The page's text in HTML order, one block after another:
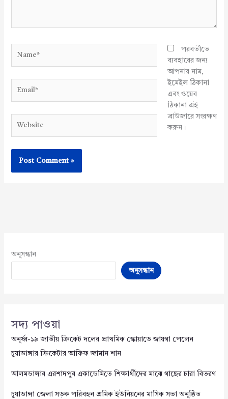
পরবর্তীতে
ব্যবহারের জন্য
আপনার নাম,
ইমেইল ঠিকানা
এবং ওয়েব
ঠিকানা এই
ব্রাউজারে সংরক্ষণ
করুন।
অনুসন্ধান
অনুসন্ধান
সদ্য পাওয়া
অনূর্ধ্ব-১৯ জাতীয় ক্রিকেট দলের প্রাথমিক স্কোয়াডে জায়গা পেলেন
চুয়াডাঙ্গার ক্রিকেটার আফিফ জামান শান
আলমডাঙ্গার এরশাদপুর একাডেমিতে শিক্ষার্থীদের মাঝে গাছের চারা বিতরণ
চুয়াডাঙ্গা জেলা সড়ক পরিবহন শ্রমিক ইউনিয়নের মাসিক সভা অনুষ্ঠিত